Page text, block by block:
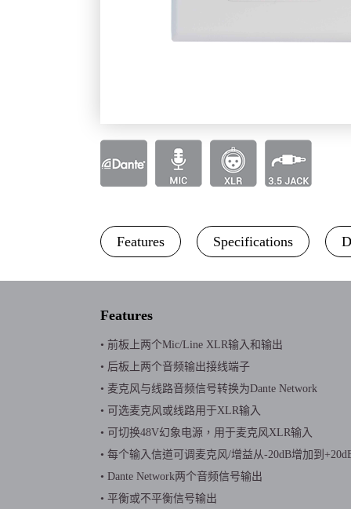
Features Specifications
Features
• 前板上两个Mic/Line XLR输入和输出
• 后板上两个音频输出接线端子
• 麦克风与线路音频信号转换为Dante Network
• 可选麦克风或线路用于XLR输入
• 可切换48V幻象电源，用于麦克风XLR输入
• 每个输入信道可调麦克风/增益从-20dB增加到
• Dante Network两个音频信号输出
• 平衡或不平衡信号输出